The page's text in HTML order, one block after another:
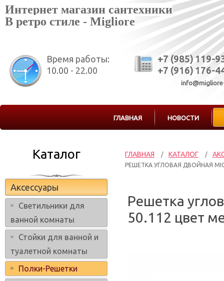
Интернет магазин сантехники
В ретро стиле - Migliore
Время работы:
10.00 - 22.00
+7 (985) 119-
+7 (916) 176-
ГЛАВНАЯ НОВОСТИ
Каталог
Аксессуары
Светильники для
ванной комнаты
Стойки для ванной и
туалетной комнаты
Полки-Решетки
ГЛАВНАЯ / КАТАЛОГ /
РЕШЕТКА УГЛОВАЯ ДВОЙНАЯ
Решетка
50.112 цвет